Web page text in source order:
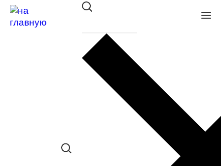
Оправа BANISS BRJ 3093 C03
в наличии (Больше 5 шт.) *наличие
товара в конкретном салоне
необходимо уточнять отдельно
Сравнить товар